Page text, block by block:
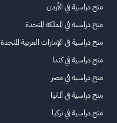
منح دراسية في الأردن
منح دراسية في المملكة المتحدة
منح دراسية في الإمارات العربية المتحدة
منح دراسية في كندا
منح دراسية في مصر
منح دراسية في ألمانيا
منح دراسية في تركيا